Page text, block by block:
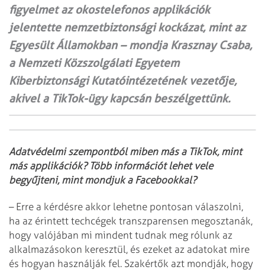
figyelmet az okostelefonos applikációk
jelentette nemzetbiztonsági kockázat, mint az
Egyesült Államokban – mondja Krasznay Csaba,
a Nemzeti Közszolgálati Egyetem
Kiberbiztonsági Kutatóintézetének vezetője,
akivel a TikTok-ügy kapcsán beszélgettünk.
Adatvédelmi szempontból miben más a TikTok, mint
más applikációk? Több információt lehet vele
begyűjteni, mint mondjuk a Facebookkal?
– Erre a kérdésre akkor lehetne pontosan válaszolni,
ha az érintett techcégek transzparensen megosztanák,
hogy valójában mi mindent tudnak meg rólunk az
alkalmazásokon keresztül, és ezeket az adatokat mire
és hogyan használják fel. Szakértők azt mondják, hogy